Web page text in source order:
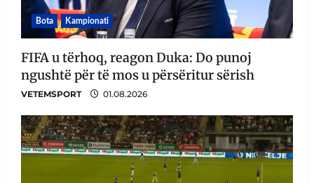
Bota Kampionati
FIFA u tërhoq, reagon Duka: Do punoj
ngushtë për të mos u përsëritur sërish
VETEMSPORT 01.08.2026